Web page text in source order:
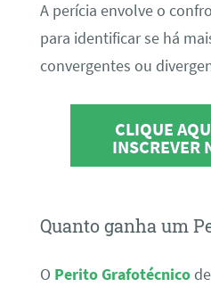
A perícia envolve o
para identificar se há
convergentes ou
CLIQUE
INSCREVER
Quanto ganha um
O Perito Grafotécnico